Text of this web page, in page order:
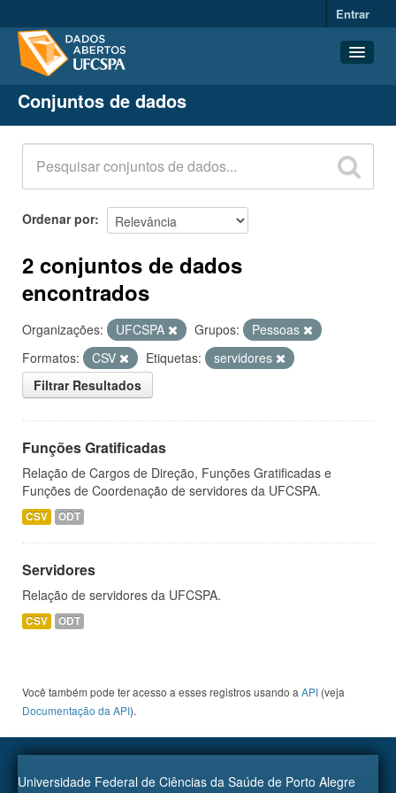
Entrar
Conjuntos de dados
Organizações
Grupos
Sobre
Conjuntos de dados
Ordenar por
2 conjuntos de dados
encontrados
Organizações: UFCSPA Grupos:
Pessoas
Formatos:
CSV Etiquetas:
servidores
Filtrar Resultados
Funções Gratificadas
Relação de Cargos de Direção, Funções Gratificadas e
Funções de Coordenação de servidores da UFCSPA.
CSV ODT
Servidores
Relação de servidores da UFCSPA.
CSV ODT
Você também pode ter acesso a esses registros usando a API (veja
Documentação da API).
Universidade Federal de Ciências da Saúde de Porto Alegre